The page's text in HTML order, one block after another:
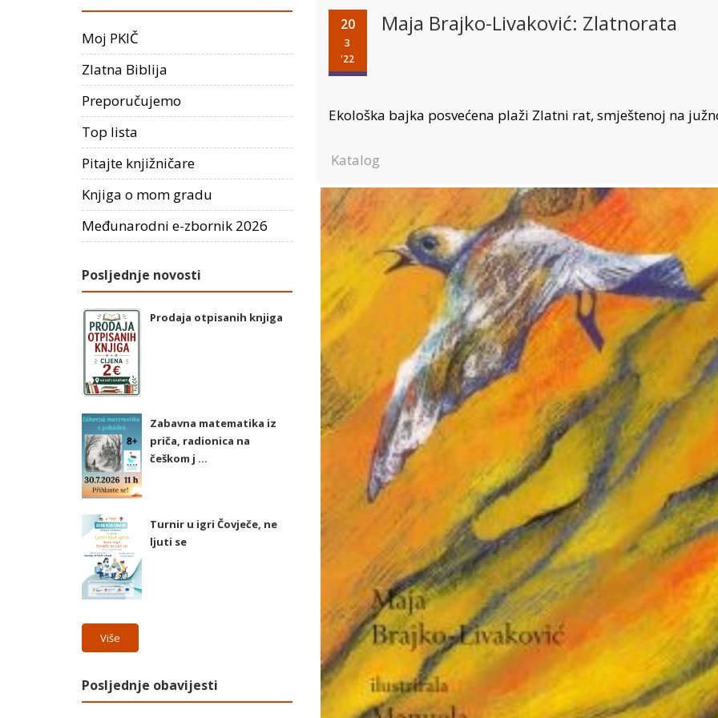
20
3
'22
Maja Brajko-Livaković: Zlatnorata
Ekološka bajka posvećena plaži Zlatni rat, smještenoj na
Katalog
Moj PKIČ
Zlatna Biblija
Preporučujemo
Top lista
Pitajte knjižničare
Knjiga o mom gradu
Međunarodni e-zbornik 2026
Posljednje novosti
Prodaja otpisanih knjiga
Zabavna matematika iz
priča, radionica na
češkom j ...
Turnir u igri Čovječe, ne
ljuti se
Više
Posljednje obavijesti